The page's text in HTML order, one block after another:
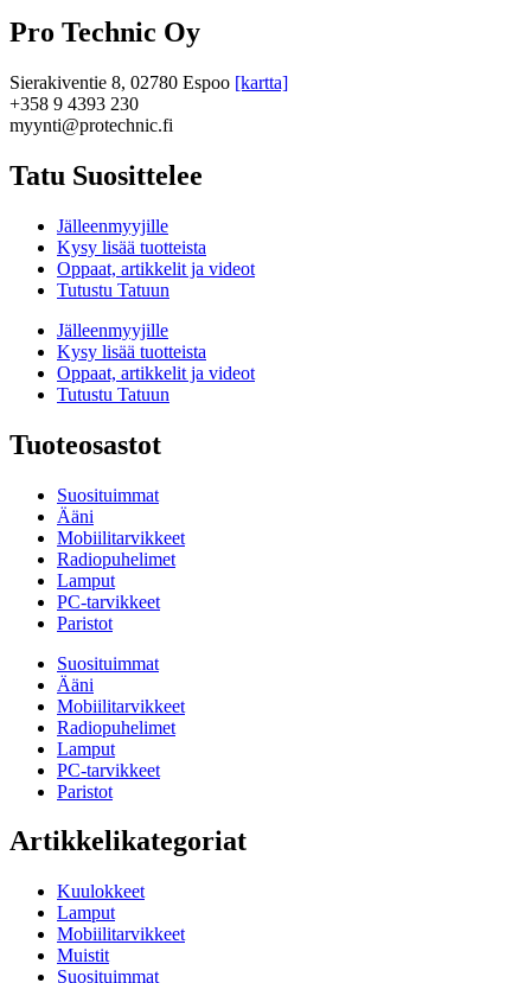
Pro Technic Oy
Sierakiventie 8, 02780 Espoo [kartta]
+358 9 4393 230
myynti@protechnic.fi
Tatu Suosittelee
Jälleenmyyjille
Kysy lisää tuotteista
Oppaat, artikkelit ja videot
Tutustu Tatuun
Jälleenmyyjille
Kysy lisää tuotteista
Oppaat, artikkelit ja videot
Tutustu Tatuun
Tuoteosastot
Suosituimmat
Ääni
Mobiilitarvikkeet
Radiopuhelimet
Lamput
PC-tarvikkeet
Paristot
Suosituimmat
Ääni
Mobiilitarvikkeet
Radiopuhelimet
Lamput
PC-tarvikkeet
Paristot
Artikkelikategoriat
Kuulokkeet
Lamput
Mobiilitarvikkeet
Muistit
Suosituimmat